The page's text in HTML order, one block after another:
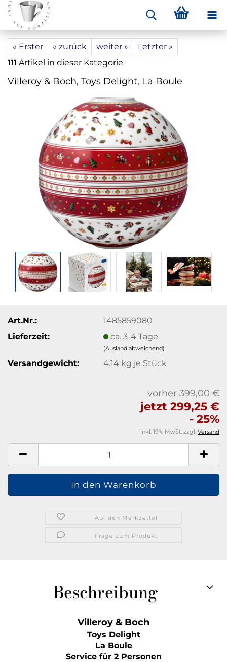
« Erster « zurück weiter »
Letzter »
111 Artikel in dieser Kategorie
Villeroy & Boch, Toys Delight, La Boule
Art.Nr.:
1485859080
Lieferzeit:
ca. 3-4 Tage
(Ausland abweichend)
Versandgewicht: 4.14 kg je Stück
vorher 399,00 €
jetzt 299,25 €
- 25%
inkl. 19% MwSt. zzgl. Versand
Auf den Merkzettel
Frage zum Produkt
Beschreibung
Villeroy & Boch
Toys Delight
La Boule
Service für 2 Personen